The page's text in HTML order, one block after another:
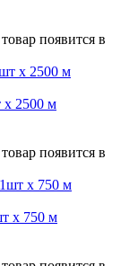
появится в
2500 м
появится в
х 750 м